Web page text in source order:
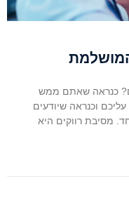
כנראה שאתם ממש
וכנראה שיודעים
מסיבת רווקים היא